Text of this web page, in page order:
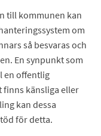
till kommunen kan
om
så besvaras och
En synpunkt som
en offentlig
finns känsliga eller
kan dessa
för detta.